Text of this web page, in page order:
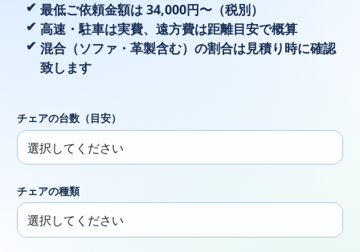
最低ご依頼金額は 34,000円〜（税別）
高速・駐車は実費、遠方費は距離目安で概算
混合（ソファ・革製含む）の割合は見積り時に確認
致します
チェアの台数（目安）
チェアの種類